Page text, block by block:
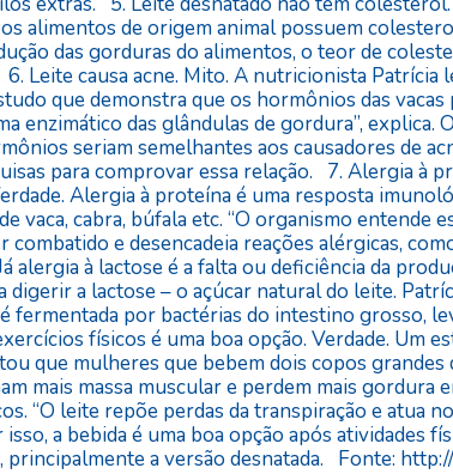
alimentos de origem animal possuem
das gorduras do alimentos, o teor de
Leite causa acne. Mito. A nutricionista Patrícia
que demonstra que os hormônios das
enzimático das glândulas de gordura”, explica.
seriam semelhantes aos causadores de
para comprovar essa relação. 7. Alergia à
Alergia à proteína é uma resposta
vaca, cabra, búfala etc. “O organismo entende
e desencadeia reações alérgicas,
alergia à lactose é a falta ou deficiência da
digerir a lactose – o açúcar natural do leite.
fermentada por bactérias do intestino grosso,
físicos é uma boa opção. Verdade. Um
que mulheres que bebem dois copos grandes
mais massa muscular e perdem mais gordura
“O leite repõe perdas da transpiração e atua
isso, a bebida é uma boa opção após atividades
a versão desnatada. Fonte: